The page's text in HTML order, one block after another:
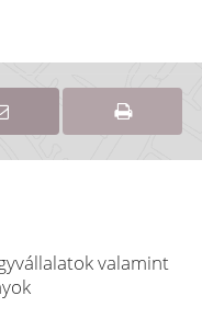
valamint